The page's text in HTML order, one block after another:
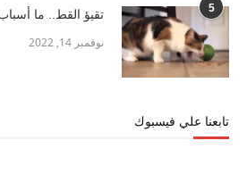
5 تقيؤ القط.. ما
نوفمبر 14, 2022
تابعنا علي فيسبوك